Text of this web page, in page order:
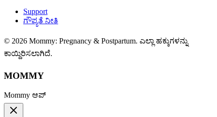
Support
ಗೌಪ್ಯತೆ ನೀತಿ
© 2026 Mommy: Pregnancy & Postpartum. ಎಲ್ಲಾ ಹಕ್ಕುಗಳನ್ನು
ಕಾಯ್ದಿರಿಸಲಾಗಿದೆ.
MOMMY
Mommy ಆಪ್